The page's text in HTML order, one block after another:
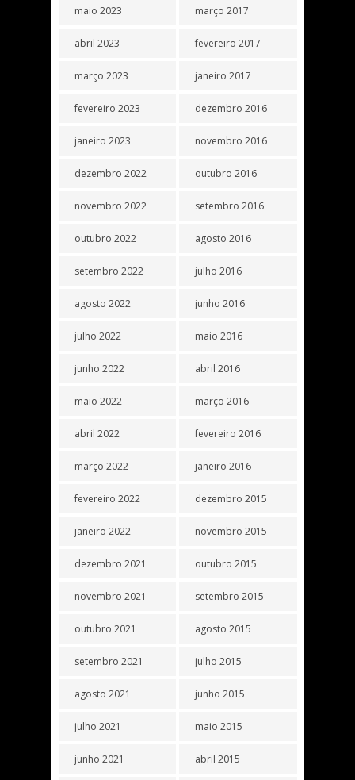
maio 2023
abril 2023
março 2023
fevereiro 2023
janeiro 2023
dezembro 2022
novembro 2022
outubro 2022
setembro 2022
agosto 2022
julho 2022
junho 2022
maio 2022
abril 2022
março 2022
fevereiro 2022
janeiro 2022
dezembro 2021
novembro 2021
outubro 2021
setembro 2021
agosto 2021
julho 2021
junho 2021
março 2017
fevereiro 2017
janeiro 2017
dezembro 2016
novembro 2016
outubro 2016
setembro 2016
agosto 2016
julho 2016
junho 2016
maio 2016
abril 2016
março 2016
fevereiro 2016
janeiro 2016
dezembro 2015
novembro 2015
outubro 2015
setembro 2015
agosto 2015
julho 2015
junho 2015
maio 2015
abril 2015